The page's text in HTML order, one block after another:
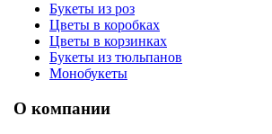
Букеты из роз
Цветы в коробках
Цветы в корзинках
Букеты из тюльпанов
Монобукеты
О компании